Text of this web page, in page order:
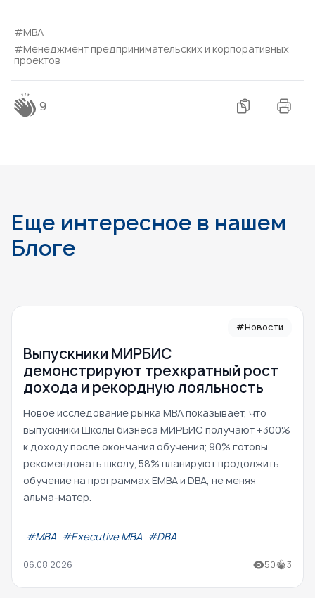
#МВА
#Менеджмент предпринимательских и корпоративных
проектов
9
Еще интересное в нашем
Блоге
#Новости
Выпускники МИРБИС
демонстрируют трехкратный рост
дохода и рекордную лояльность
Новое исследование рынка MBA показывает, что
выпускники Школы бизнеса МИРБИС получают +300%
к доходу после окончания обучения; 90% готовы
рекомендовать школу; 58% планируют продолжить
обучение на программах EMBA и DBA, не меняя
альма-матер.
#МВА #Executive MBA #DBA
06.08.2026 50 3